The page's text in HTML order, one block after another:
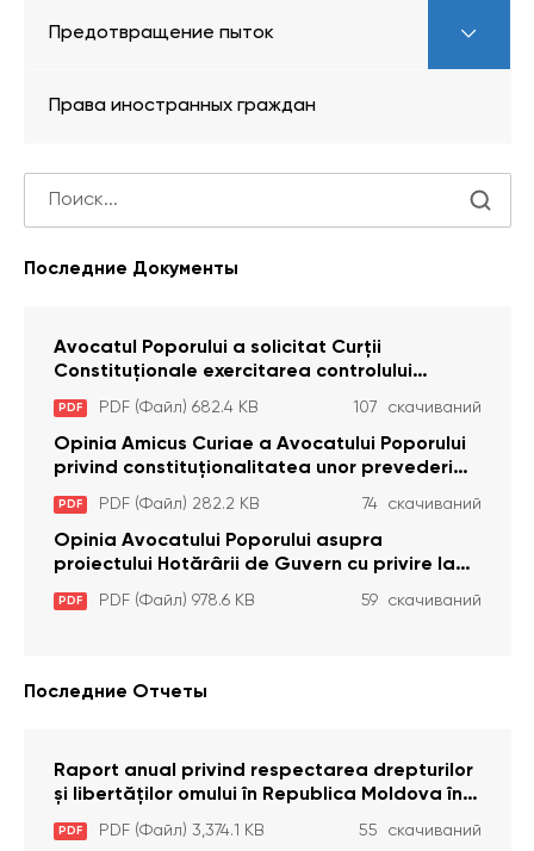
Предотвращение пыток
Права иностранных граждан
Последние Документы
Avocatul Poporului a solicitat Curţii
Constituţionale exercitarea controlului
constituţionalităţii unor prevederi cu privire la
plata alocației sociale de stat persoanelor
cu dizabilitați care sunt private de liberate
PDF PDF (Файл) 682.4 KB 107 скачиваний
Opinia Amicus Curiae a Avocatului Poporului
privind constituționalitatea unor prevederi
care interzic angajarea în organizațiile de
pază particulară a persoanelor condamnate
pentru comiterea cu intenție a unor infracțiuni
a fost luată în considerare de Curtea
Constituțională
PDF PDF (Файл) 282.2 KB 74 скачиваний
Opinia Avocatului Poporului asupra
proiectului Hotărârii de Guvern cu privire la
aprobarea proiectului de lege privind
activitatea sanitară veterinarăa
PDF PDF (Файл) 978.6 KB 59 скачиваний
Последние Отчеты
Raport anual privind respectarea drepturilor
și libertăților omului în Republica Moldova în
anul 2023
PDF PDF (Файл) 3,374.1 KB 55 скачиваний